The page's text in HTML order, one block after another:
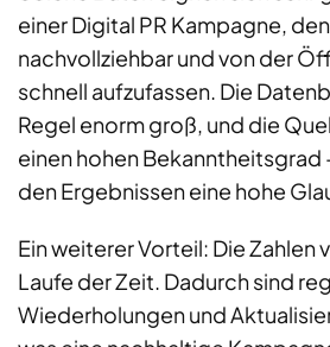
einer Digital PR Kampagne,
nachvollziehbar und von der
schnell aufzufassen. Die
Regel enorm groß, und die
einen hohen Bekanntheitsgrad
den Ergebnissen eine hohe
Ein weiterer Vorteil: Die Zahlen
Laufe der Zeit. Dadurch sind
Wiederholungen und